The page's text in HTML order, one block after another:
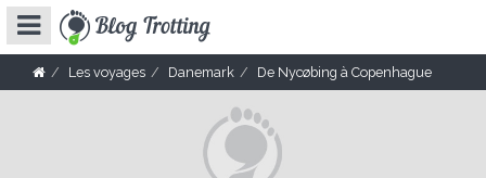
Les voyages Danemark De Nycøbing à Copenhague